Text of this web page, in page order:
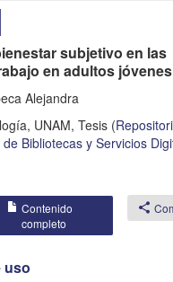
Karla Liseth; Rojas
Cabrera, Yuly Mabel; Pantoja
Gómez, Germán Alberto -
la Salud
subjetivo en las
en adultos jóvenes
Alejandra
UNAM, Tesis (
Bibliotecas y Servicios
Contenido
completo
share
uso